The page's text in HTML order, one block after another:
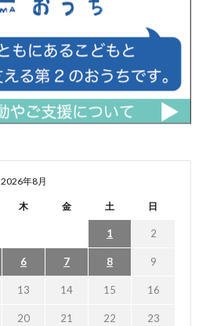
2026年8月
木 金 土 日
1 2
6 7 8 9
13 14 15 16
20 21 22 23